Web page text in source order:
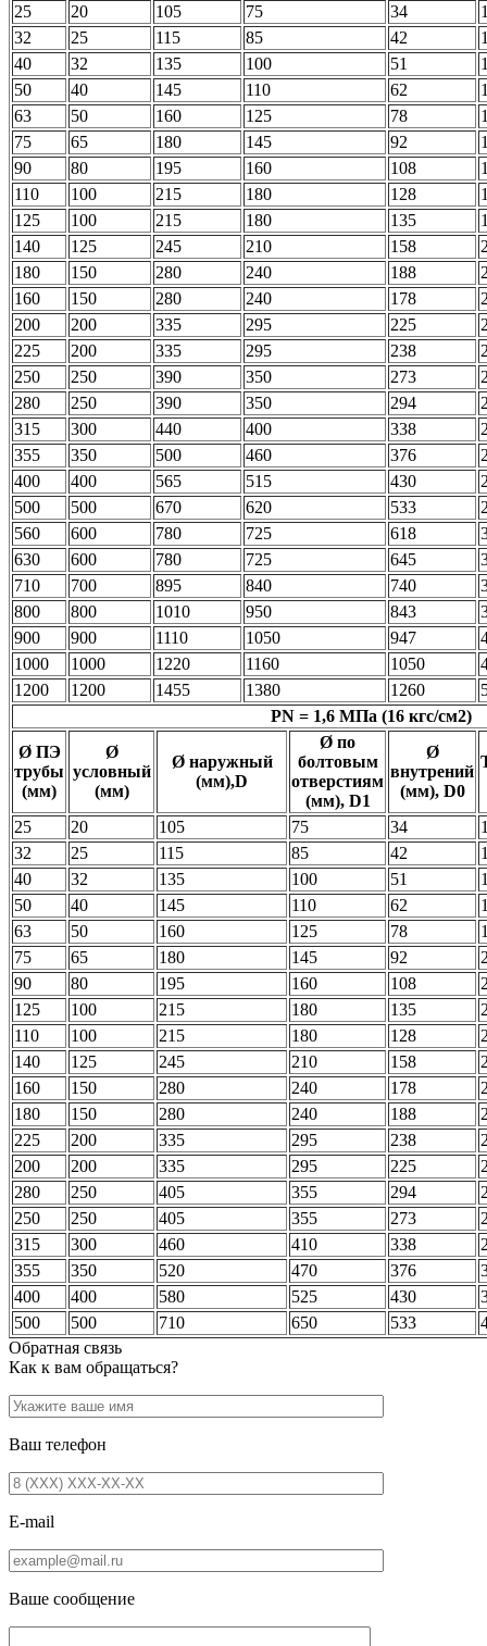
25 20 105 75 34
32
25 115 85 42
40
32 135 100 51
50
40 145 110 62
63
50 160 125 78
75
65 180 145 92
90
80 195 160 108
110
100 215 180 128
125
100 215 180 135
140
125 245 210 158
180
150 280 240 188
160
150 280 240 178
200
200 335 295 225
225
200 335 295 238
250
250 390 350 273
280
250 390 350 294
315
300 440 400 338
355
350 500 460 376
400
400 565 515 430
500
500 670 620 533
560
600 780 725 618
630
600 780 725 645
710
700 895 840 740
800
800 1010 950 843
900
900 1110 1050 947
1000
1000 1220 1160 1050
1200
1200 1455 1380 1260
PN = 1,6 МПа (16 кгс/см2)
Ø ПЭ
трубы
(мм)
Ø
условный
(мм)
Ø наружный
(мм),D
Ø по
болтовым
отверстиям
(мм), D1
Ø
внутрений
(мм), D0
25 20 105 75 34
32
25 115 85 42
40
32 135 100 51
50
40 145 110 62
63
50 160 125 78
75
65 180 145 92
90
80 195 160 108
125
100 215 180 135
110
100 215 180 128
140
125 245 210 158
160
150 280 240 178
180
150 280 240 188
225
200 335 295 238
200
200 335 295 225
280
250 405 355 294
250
250 405 355 273
315
300 460 410 338
355
350 520 470 376
400
400 580 525 430
500
500 710 650 533
Обратная связь
Как к вам обращаться?
Ваш телефон
E-mail
Ваше сообщение